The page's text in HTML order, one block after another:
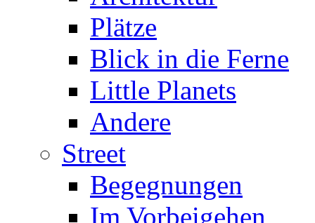
Plätze
Blick in die Ferne
Little Planets
Andere
Street
Begegnungen
Im Vorbeigehen